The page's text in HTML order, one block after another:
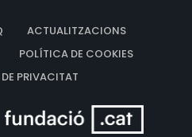
ACTUALITZACIONS
POLÍTICA DE COOKIES
PRIVACITAT